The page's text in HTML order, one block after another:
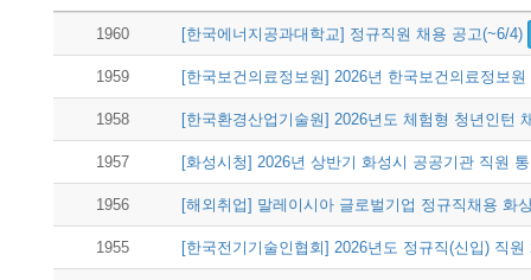
1960 [한국에너지공과대학교] 정규직원 채용 공고(~6/4)
1959 [한국보건의료정보원] 2026년 한국보건의료정보
1958 [한국환경산업기술원] 2026년도 체험형 청년인턴
1957 [화성시청] 2026년 상반기 화성시 공공기관 직원
1956 [해외취업] 말레이시아 글로벌기업 정규직채용 화
1955 [한국전기기술인협회] 2026년도 정규직(신입) 직